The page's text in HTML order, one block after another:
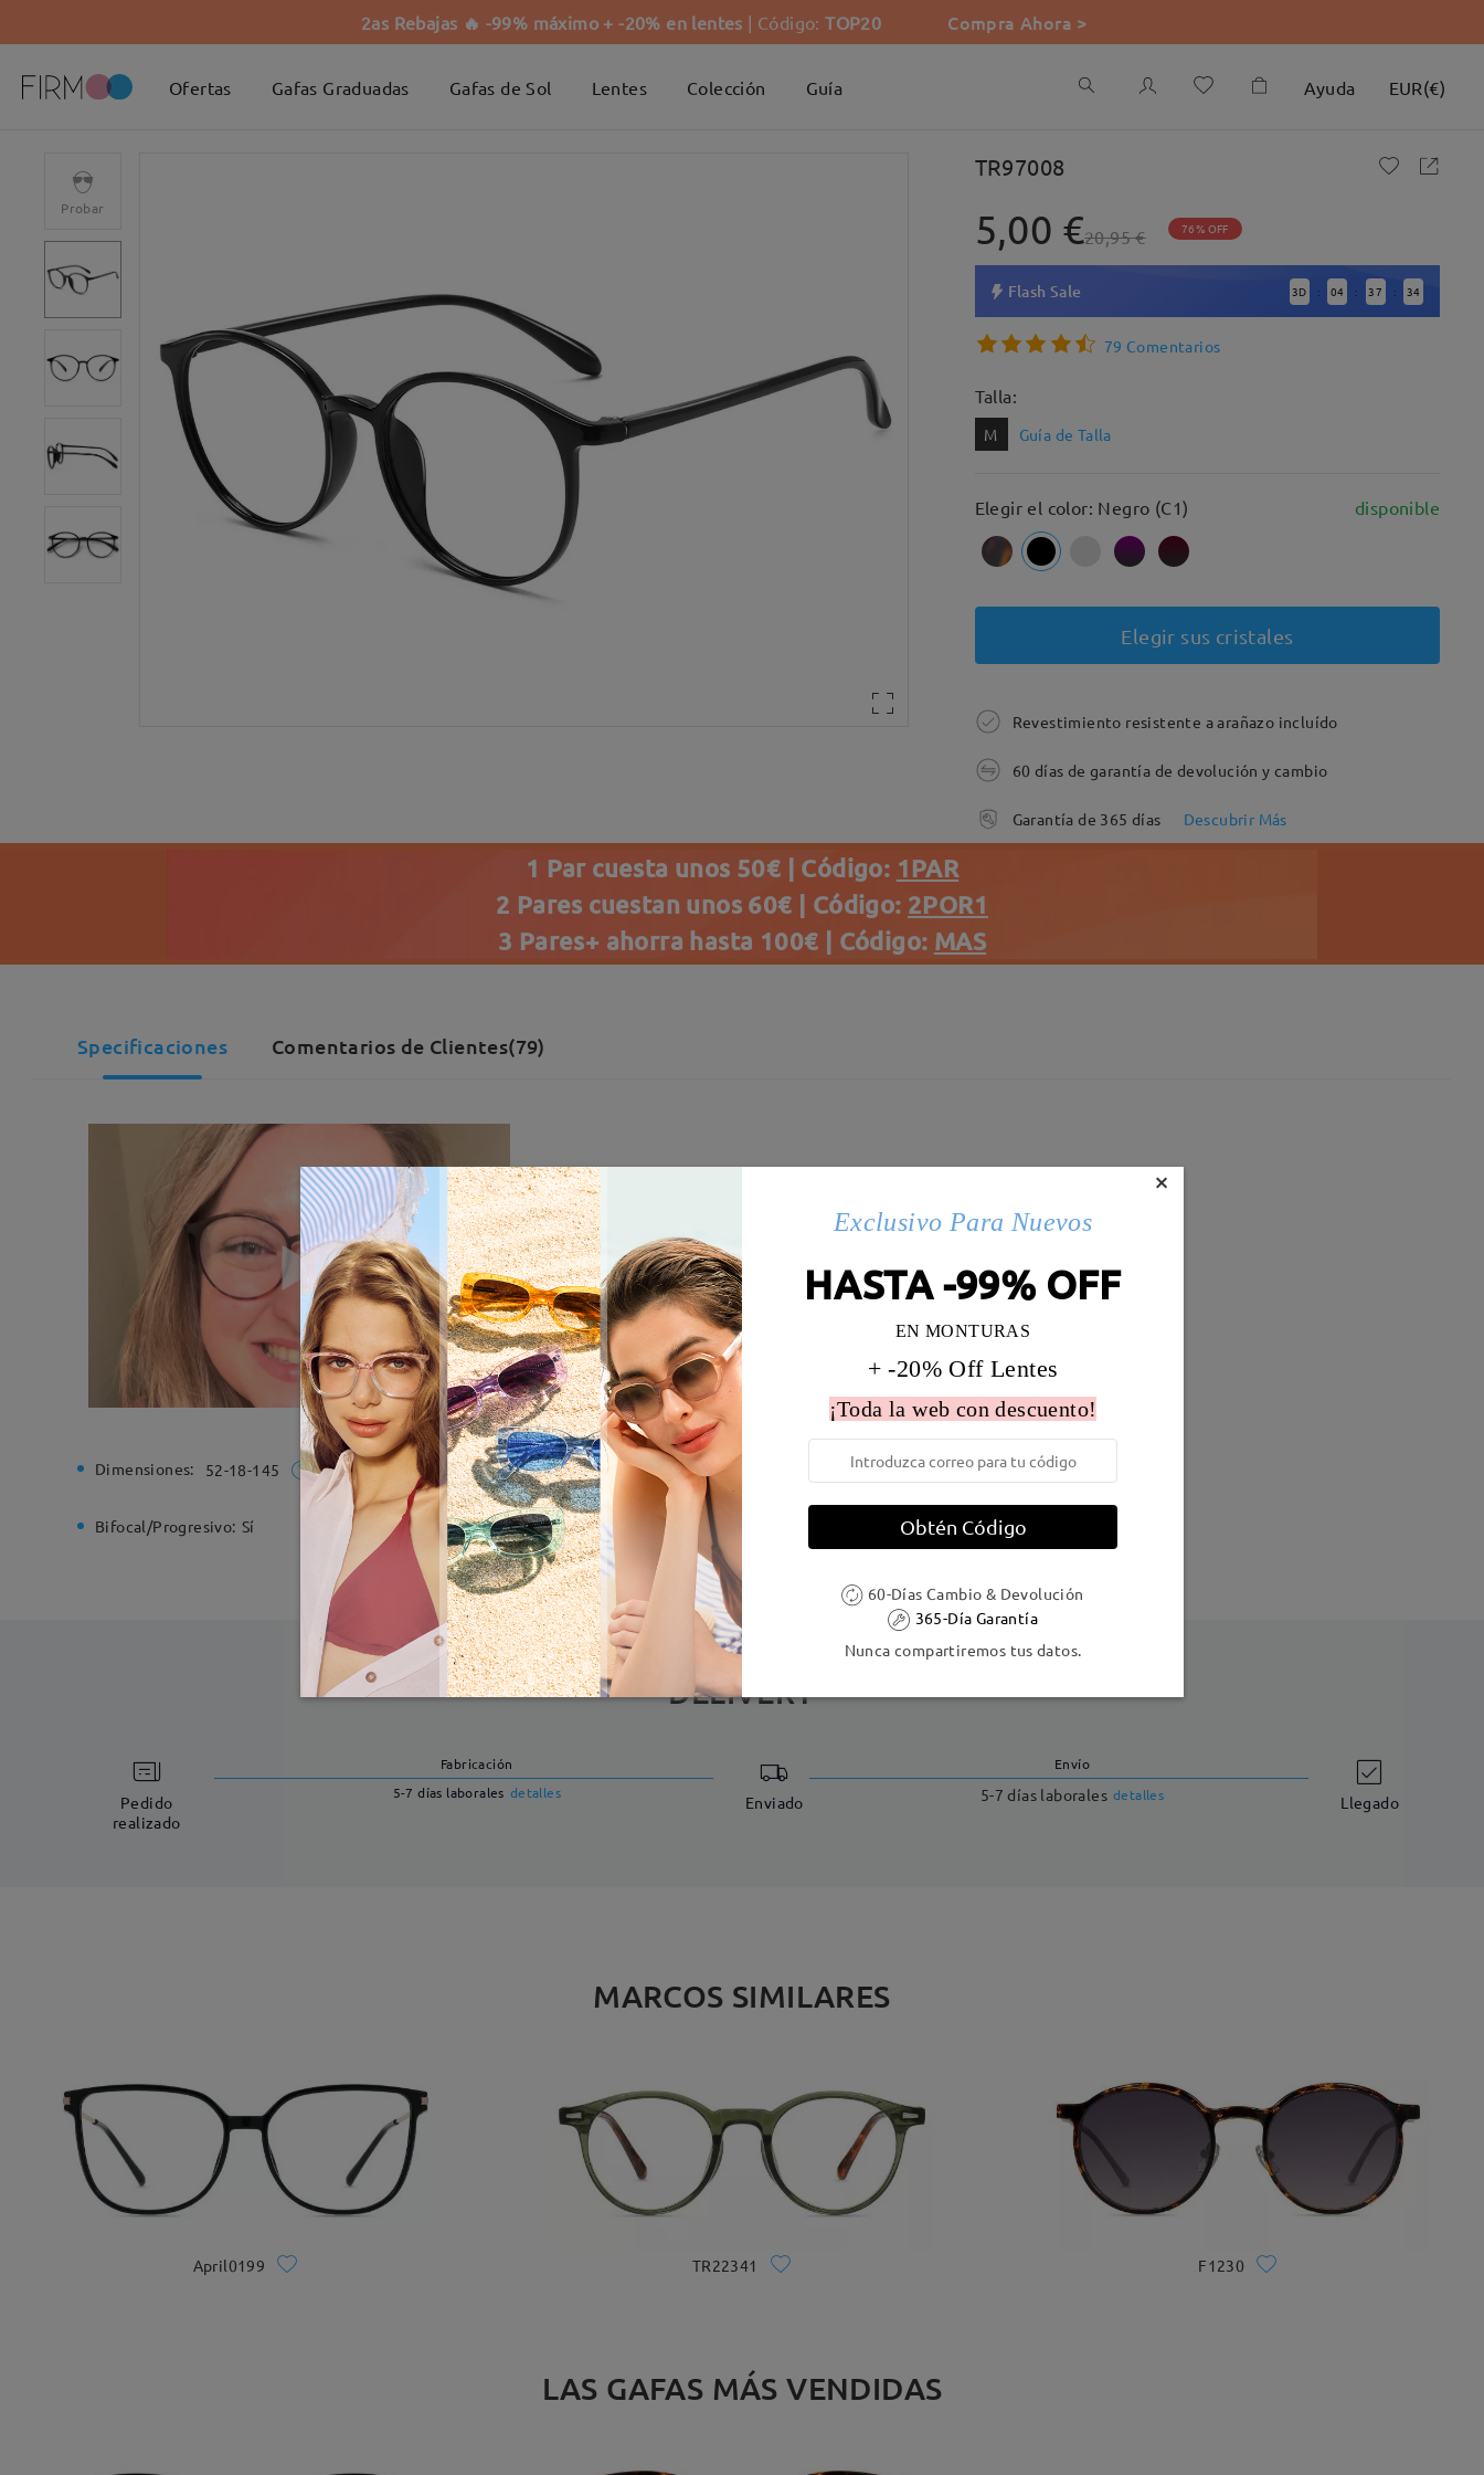
2as Rebajas 🔥 -99% máximo + -20% en lentes | Código:TOP20 Compra Ahora >
Ofertas Gafas Graduadas Gafas de Sol Lentes Colección Guía Ayuda EUR(€)
Probar
TR97008
5,00 €20,95 € 76% OFF
Flash Sale 3D : 04 : 37 : 33
79 Comentarios
Talla:
M Guía de Talla
Elegir el color: Negro (C1) disponible
Elegir sus cristales
Revestimiento resistente a arañazo incluído
60 días de garantía de devolución y cambio
Garantía de 365 días Descubrir Más
1 Par cuesta unos 50€ | Código: 1PAR
2 Pares cuestan unos 60€ | Código: 2POR1
3 Pares+ ahorra hasta 100€ | Código: MAS
Specificaciones Comentarios de Clientes(79)
Dimensiones: 52-18-145 Ancho de la montura: 131 mm Medio) Diametro de lentes: 52 mm
Bifocal/Progresivo: Sí Bisagra de resorte: No Material de la montura: Tr
DELIVERY
Pedido
realizado
Fabricación
5-7 días laborales detalles Enviado
Envío
5-7 días laborales detalles Llegado
MARCOS SIMILARES
April0199 TR22341 F1230
LAS GAFAS MÁS VENDIDAS
×
Exclusivo Para Nuevos
HASTA -99% OFF
EN MONTURAS
+ -20% Off Lentes
¡Toda la web con descuento!
Obtén Código
60-Días Cambio & Devolución
365-Día Garantía
Nunca compartiremos tus datos.